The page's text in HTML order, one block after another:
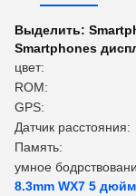
Выделить:
Smartphones
цвет:
ROM:
GPS:
Датчик расстояния:
Память:
умное
8.3mm WX7 5